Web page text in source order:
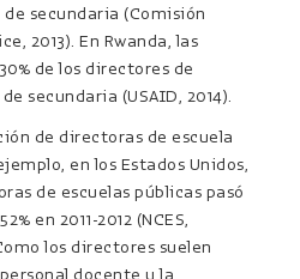
de secundaria (Comisión
2013). En Rwanda, las
de los directores de
secundaria (USAID, 2014).
de directoras de escuela
en los Estados Unidos,
de escuelas públicas pasó
en 2011-2012 (NCES,
los directores suelen
docente y la